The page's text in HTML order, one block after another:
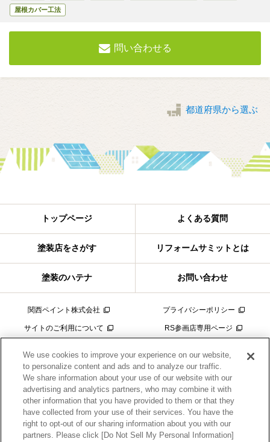
束した内容をきちんと手抜きをしないで工事をしたかどうか証拠にも
なりますので、『きちんと手抜きをしないで工事をしてくれてるのか
な？』とご心配になる方には特にオススメいたします。
・
り
応
サ
屋根カバー工法
問い合わせる
都道府県から選ぶ
トップページ よくある質問
塗装店をさがす リフォームサミットとは
塗装のハテナ お問い合わせ
関西ペイント株式会社 プライバシーポリシー
サイトのご利用について RS参画店専用ページ
当サイトは関西ペイント販売が運営しています。工事請負契約は、お客様とリフォ
ームサミット店（塗装会社）との間で行われます。
We use cookies to improve your experience on our website,
to personalize content and ads and to analyze our traffic.
We share information about your use of our website with our
advertising and analytics partners, who may combine it with
other information that you have provided to them or that they
have collected from your use of their services. You have the
right to opt-out of our sharing information about you with our
partners. Please click [Do Not Sell My Personal Information]